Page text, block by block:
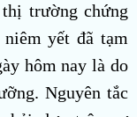
trường chứng
yết đã tạm
hôm nay là do
Nguyên tắc